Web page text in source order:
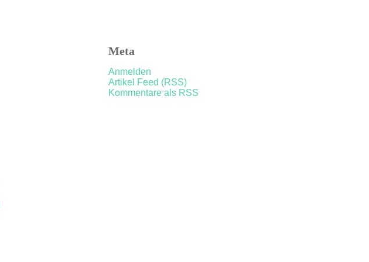
Meta
Anmelden
Artikel Feed (RSS)
Kommentare als RSS